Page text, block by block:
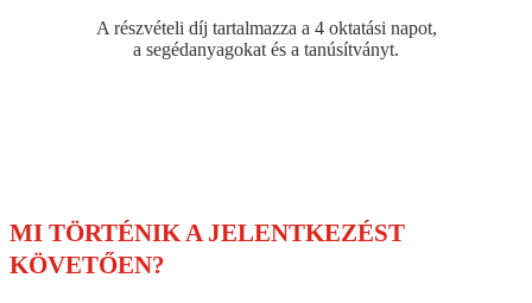
A részvételi díj tartalmazza a 4 oktatási napot,
a segédanyagokat és a tanúsítványt.
MI TÖRTÉNIK A JELENTKEZÉST
KÖVETŐEN?